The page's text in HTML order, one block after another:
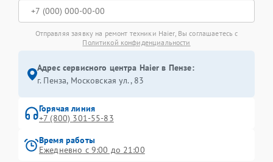
Отправляя заявку на ремонт техники Haier, Вы соглашаетесь с
Политикой конфиденциальности
Адрес сервисного центра Haier в Пензе:
г. Пенза, Московская ул., 83
Горячая линия
+7 (800) 301-55-83
Время работы
Ежедневно с 9:00 до 21:00